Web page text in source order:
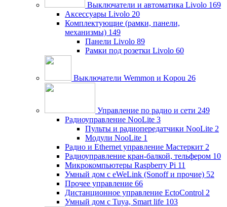
Выключатели и автоматика Livolo 169
Аксессуары Livolo 20
Комплектующие (рамки, панели,
механизмы) 149
Панели Livolo 89
Рамки под розетки Livolo 60
Выключатели Wemmon и Kopou 26
Управление по радио и сети 249
Радиоуправление NooLite 3
Пульты и радиопередатчики NooLite 2
Модули NooLite 1
Радио и Ethernet управление Мастеркит 2
Радиоуправление кран-балкой, тельфером 10
Микрокомпьютеры Raspberry Pi 11
Умный дом c eWeLink (Sonoff и прочие) 52
Прочее управление 66
Дистанционное управление EctoControl 2
Умный дом с Tuya, Smart life 103